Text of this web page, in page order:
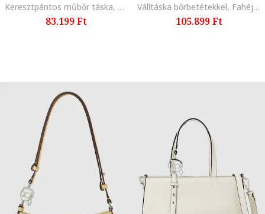
Keresztpántos műbőr táska, Halványsárga
83.199 Ft
Válltáska bőrbetétekkel, Fahéjbarna/Bézs/Krémszín
105.899 Ft